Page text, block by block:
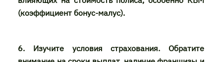
(коэффициент бонус-малус).
6. Изучите условия страхования. Обратите